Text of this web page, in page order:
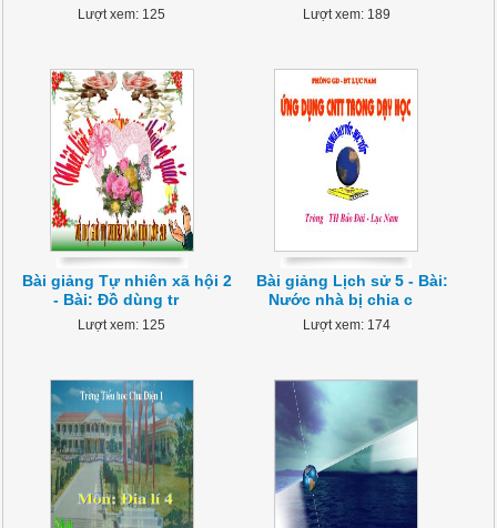
Lượt xem: 125 Lượt xem: 189
Bài giảng Tự nhiên xã hội 2
- Bài: Đồ dùng tr
Lượt xem: 125
Bài giảng Lịch sử 5 - Bài:
Nước nhà bị chia c
Lượt xem: 174